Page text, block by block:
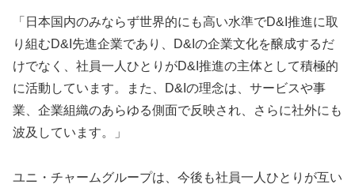
「日本国内のみならず世界的にも高い水準でD&I推進に取
り組むD&I先進企業であり、D&Iの企業文化を醸成するだ
けでなく、社員一人ひとりがD&I推進の主体として積極的
に活動しています。また、D&Iの理念は、サービスや事
業、企業組織のあらゆる側面で反映され、さらに社外にも
波及しています。」
ユニ・チャームグループは、今後も社員一人ひとりが互い